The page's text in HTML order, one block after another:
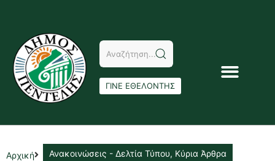
ΓΙΝΕ ΕΘΕΛΟΝΤΗΣ
Αρχική Ανακοινώσεις - Δελτία Τύπου, Κύρια Άρθρα